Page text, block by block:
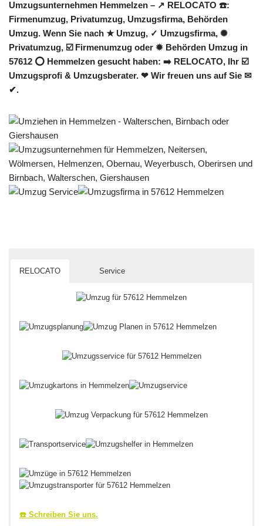
Umzugsunternehmen Hemmelzen – ↗️ RELOCATO ☎️:
Firmenumzug, Privatumzug, Umzugsfirma, Behörden
Umzug. Wenn Sie nach ★ Umzug, ✓ Umzugsfirma, ✺
Privatumzug, ☑️ Firmenumzug oder ✹ Behörden Umzug in
57612 ⭕ Hemmelzen gesucht haben: ➡️ RELOCATO, Ihr ☑️
Umzugsprofi & Umzugsberater. ❤ Wir freuen uns auf Sie ✉
✔.
RELOCATO Service
☎️ Schreiben Sie uns.